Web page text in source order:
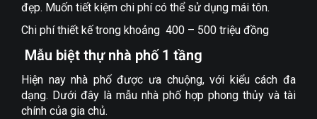
đẹp. Muốn tiết kiệm chi phí có thể sử dụng mái tôn.
Chi phí thiết kế trong khoảng 400 – 500 triệu đồng
Mẫu biệt thự nhà phố 1 tầng
Hiện nay nhà phố được ưa chuộng, với kiểu cách đa
dạng. Dưới đây là mẫu nhà phố hợp phong thủy và tài
chính của gia chủ.